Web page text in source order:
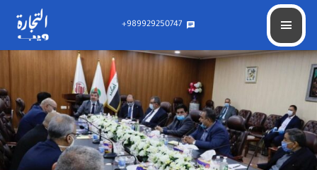
chat
989929250747+
وزير النفط: ايقاف حرق الغاز وتحسين نوعية الوقود من أولوياتنا